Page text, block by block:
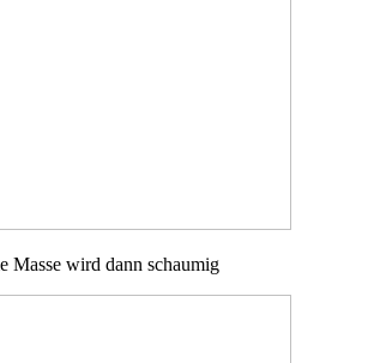
Masse wird dann schaumig